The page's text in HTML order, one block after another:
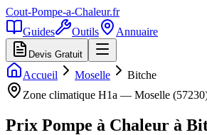
Cout-Pompe-a-Chaleur.fr
Guides
Outils Annuaire
Devis Gratuit
Accueil Moselle
Bitche
Zone climatique H1a — Moselle (57230
Prix Pompe à Chaleur à